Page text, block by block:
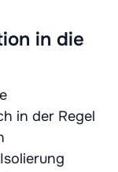
in die
in der Regel